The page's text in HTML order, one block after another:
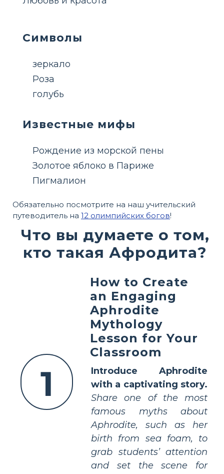
Символы
зеркало
Роза
голубь
Известные мифы
Рождение из морской пены
Золотое яблоко в Париже
Пигмалион
Обязательно посмотрите на наш учительский
путеводитель на 12 олимпийских богов!
Что вы думаете о том,
кто такая Афродита?
1
How to Create
an Engaging
Aphrodite
Mythology
Lesson for Your
Classroom
Introduce Aphrodite
with a captivating story.
Share one of the most
famous myths about
Aphrodite, such as her
birth from sea foam, to
grab students’ attention
and set the scene for